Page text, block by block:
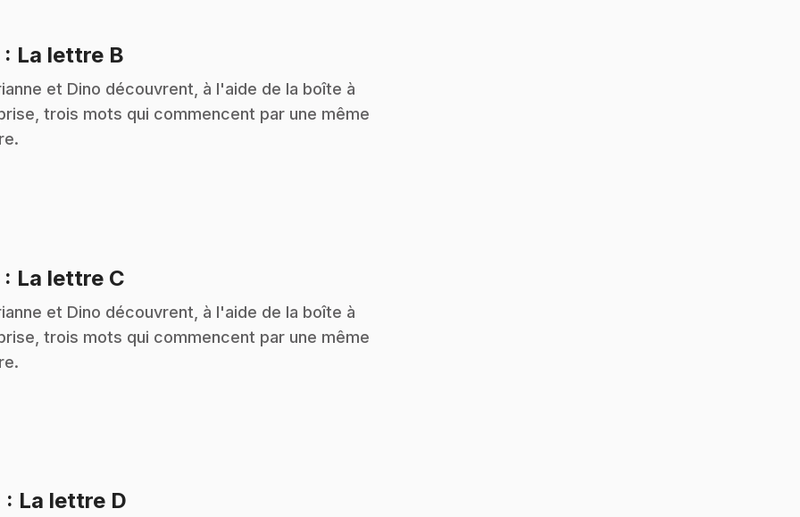
: La lettre B
et Dino découvrent, à l'aide de la boîte à
trois mots qui commencent par une même
: La lettre C
et Dino découvrent, à l'aide de la boîte à
trois mots qui commencent par une même
: La lettre D